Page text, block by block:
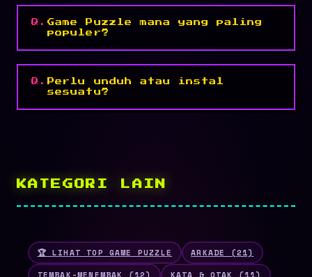
Game Puzzle mana yang paling
populer?
Perlu unduh atau instal
sesuatu?
KATEGORI LAIN
🏆 LIHAT TOP GAME PUZZLE
ARKADE (21)